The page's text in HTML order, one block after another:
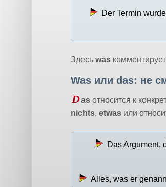
Der Termin
Здесь was
Was или das: не
Das относится к
nichts, etwas или
Das Argument,
Alles, was er